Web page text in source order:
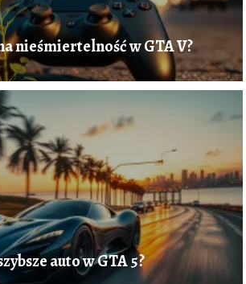
nieśmiertelność w GTA V?
auto w GTA 5?